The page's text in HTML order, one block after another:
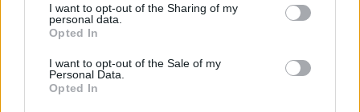
not limited to your visit or usage behaviour. You may click to
grant or deny consent to Google and its third-party tags to
use your data for below specified purposes in below Google
consent section.
I want to opt-out of the Sharing of my
personal data.
Opted In
I want to opt-out of the Sale of my
Personal Data.
Opted In
műemlékfelújítás